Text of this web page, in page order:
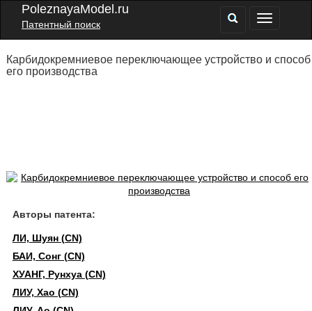
PoleznayaModel.ru
Патентный поиск
Карбидокремниевое переключающее устройство и способ
его производства
Авторы патента:
ЛИ, Шуян (CN)
БАИ, Сонг (CN)
ХУАНГ, Рунхуа (CN)
ЛИУ, Хао (CN)